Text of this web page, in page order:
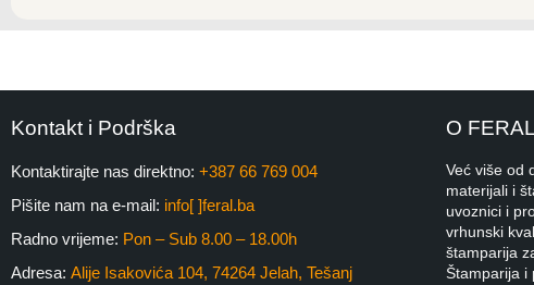
Kontakt i Podrška
Kontaktirajte nas direktno: +387 66 769 004
Pišite nam na e-mail: info[ ]feral.ba
Radno vrijeme: Pon – Sub 8.00 – 18.00h
Adresa: Alije Isakovića 104, 74264 Jelah, Tešanj
O
Već više od
materijali i
uvoznici i
vrhunski
štamparija
Štamparija i